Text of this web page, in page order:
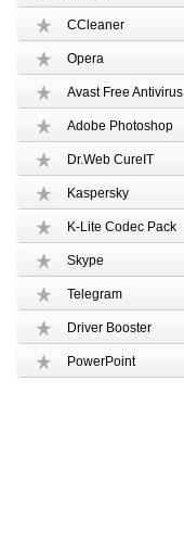
CCleaner
Opera
Avast Free Antivirus
Adobe Photoshop
Dr.Web CureIT
Kaspersky
K-Lite Codec Pack
Skype
Telegram
Driver Booster
PowerPoint